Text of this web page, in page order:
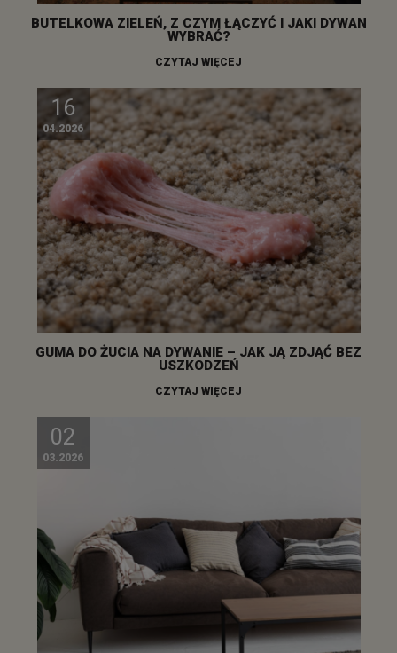
BUTELKOWA ZIELEŃ, Z CZYM ŁĄCZYĆ I JAKI DYWAN
WYBRAĆ?
CZYTAJ WIĘCEJ
16
04.2026
GUMA DO ŻUCIA NA DYWANIE – JAK JĄ ZDJĄĆ BEZ
USZKODZEŃ
CZYTAJ WIĘCEJ
02
03.2026